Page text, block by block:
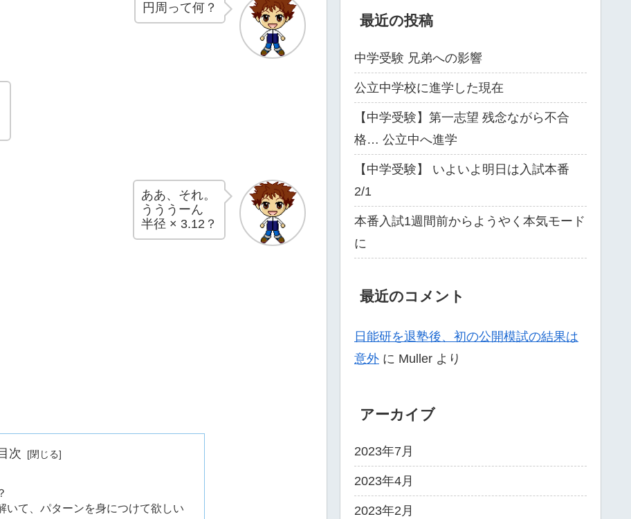
円周って何？
ああ、それ。
うううーん
半径 × 3.12？
次
いて、パターンを身につけて欲しい
最近の投稿
中学受験 兄弟への影響
公立中学校に進学した現在
【中学受験】第一志望 残念ながら不合
格… 公立中へ進学
【中学受験】 いよいよ明日は入試本番
2/1
本番入試1週間前からようやく本気モード
に
最近のコメント
日能研を退塾後、初の公開模試の結果は
意外 に Muller より
アーカイブ
2023年7月
2023年4月
2023年2月